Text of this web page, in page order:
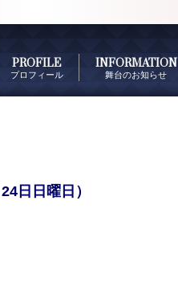
PROFILE
プロフィール
INFORMATION
舞台のお知らせ
日日曜日）